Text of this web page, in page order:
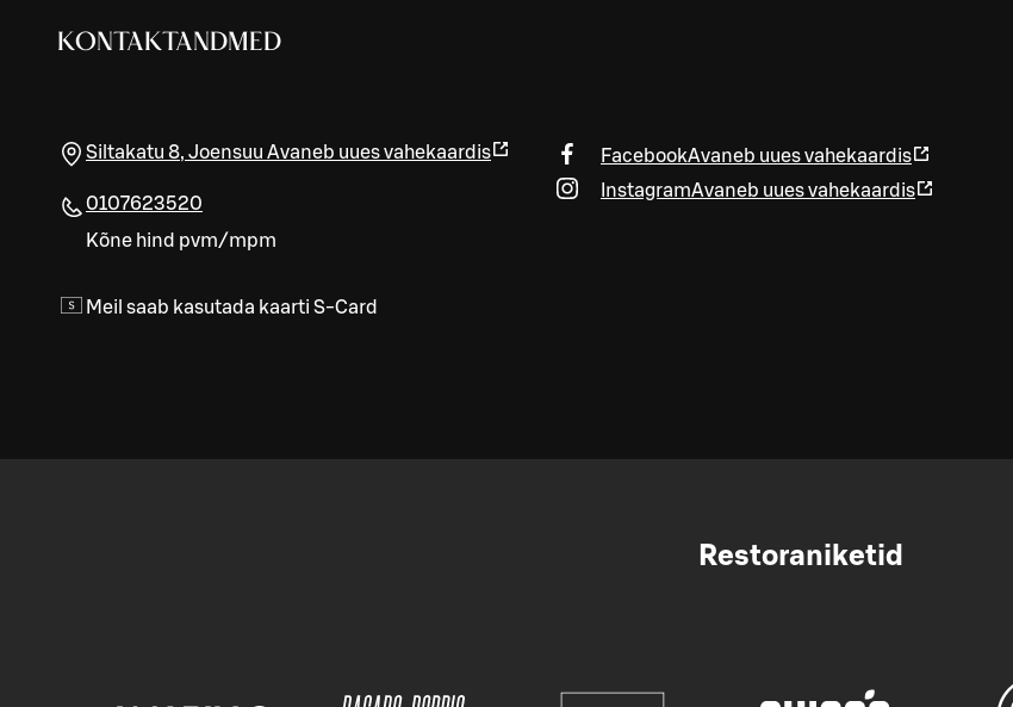
KONTAKTANDMED
Siltakatu 8, Joensuu Avaneb uues vahekaardis
0107623520
Kõne hind pvm/mpm
Meil saab kasutada kaarti S-Card
FacebookAvaneb uues vahekaardis
InstagramAvaneb uues vahekaardis
Restoraniketid